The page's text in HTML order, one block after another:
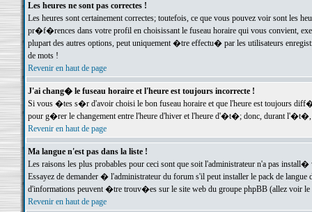
Les heures ne sont pas correctes !
Les heures sont certainement correctes; toutefois, ce que vous pouvez voir sont
pr�f�rences dans votre profil en choisissant le fuseau horaire qui vous convient,
plupart des autres options, peut uniquement �tre effectu� par les utilisateurs
de mots !
Revenir en haut de page
J'ai chang� le fuseau horaire et l'heure est toujours incorrecte !
Si vous �tes s�r d'avoir choisi le bon fuseau horaire et que l'heure est toujours
pour g�rer le changement entre l'heure d'hiver et l'heure d'�t�; donc, durant
Revenir en haut de page
Ma langue n'est pas dans la liste !
Les raisons les plus probables pour ceci sont que soit l'administrateur n'a pas
Essayez de demander � l'administrateur du forum s'il peut installer le pack de
d'informations peuvent �tre trouv�es sur le site web du groupe phpBB (allez voir le
Revenir en haut de page